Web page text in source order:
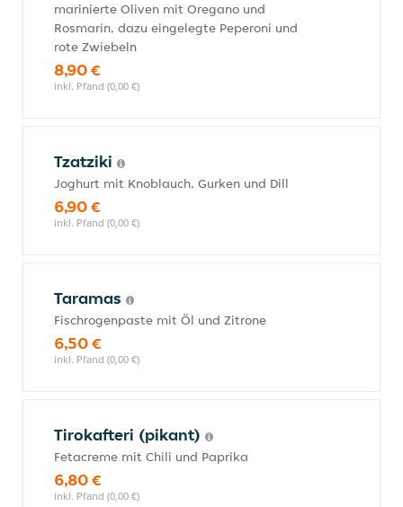
marinierte Oliven mit Oregano und
Rosmarin, dazu eingelegte Peperoni und
rote Zwiebeln
8,90 €
inkl. Pfand (0,00 €)
Tzatziki
Joghurt mit Knoblauch, Gurken und Dill
6,90 €
inkl. Pfand (0,00 €)
Taramas
Fischrogenpaste mit Öl und Zitrone
6,50 €
inkl. Pfand (0,00 €)
Tirokafteri (pikant)
Fetacreme mit Chili und Paprika
6,80 €
inkl. Pfand (0,00 €)